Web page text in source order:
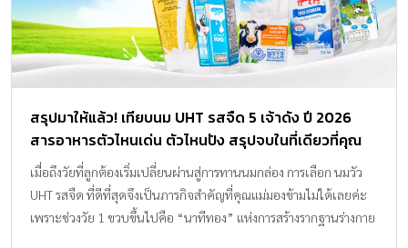
สรุปมาให้แล้ว! เทียบนม UHT รสจืด 5 เจ้าดัง ปี 2026
สารอาหารตัวไหนเด่น ตัวไหนปัง สรุปจบในที่เดียวที่คุณ
แม่ต้องรู้
เมื่อถึงวัยที่ลูกต้องเริ่มเปลี่ยนผ่านสู่การทานนมกล่อง การเลือก นมวัว
UHT รสจืด ที่ดีที่สุดจึงเป็นภารกิจสำคัญที่คุณแม่มองข้ามไม่ได้เลยค่ะ
เพราะช่วงวัย 1 ขวบขึ้นไปคือ “นาทีทอง” แห่งการสร้างรากฐานร่างกาย